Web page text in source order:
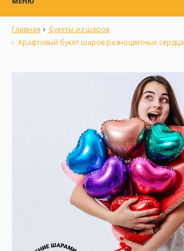
Главная
Букеты из шаров
Крафтовый букет шаров разноцветные сердца